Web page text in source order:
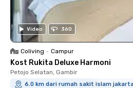
Video 360
Coliving • Campur
Kost Rukita Deluxe Harmoni
Petojo Selatan, Gambir
6.0 km dari rumah sakit islam